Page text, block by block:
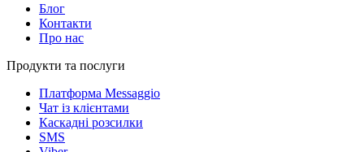
Блог
Контакти
Про нас
Продукти та послуги
Платформа Messaggio
Чат із клієнтами
Каскадні розсилки
SMS